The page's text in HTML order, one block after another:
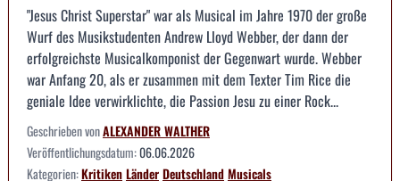
"Jesus Christ Superstar" war als Musical im Jahre 1970 der große
Wurf des Musikstudenten Andrew Lloyd Webber, der dann der
erfolgreichste Musicalkomponist der Gegenwart wurde. Webber
war Anfang 20, als er zusammen mit dem Texter Tim Rice die
geniale Idee verwirklichte, die Passion Jesu zu einer Rock...
Geschrieben vonALEXANDER WALTHER
Veröffentlichungsdatum:06.06.2026
Kategorien:KritikenLänderDeutschlandMusicals